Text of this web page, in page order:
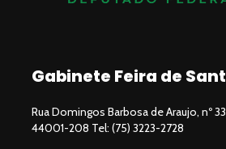
Gabinete Feira de
Rua Domingos Barbosa de Araujo, nº
44001-208 Tel: (75) 3223-2728